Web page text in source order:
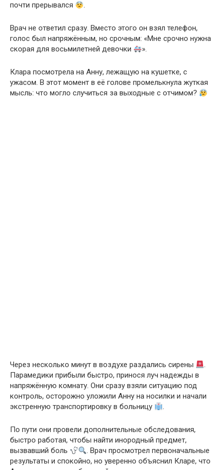
почти прерывался
.
Врач не ответил сразу. Вместо этого он взял телефон,
голос был напряжённым, но срочным: «Мне срочно нужна
скорая для восьмилетней девочки
».
Клара посмотрела на Анну, лежащую на кушетке, с
ужасом. В этот момент в её голове промелькнула жуткая
мысль: что могло случиться за выходные с отчимом?
Через несколько минут в воздухе раздались сирены
.
Парамедики прибыли быстро, принося луч надежды в
напряжённую комнату. Они сразу взяли ситуацию под
контроль, осторожно уложили Анну на носилки и начали
экстренную транспортировку в больницу
.
По пути они провели дополнительные обследования,
быстро работая, чтобы найти инородный предмет,
вызвавший боль
. Врач просмотрел первоначальные
результаты и спокойно, но уверенно объяснил Кларе, что